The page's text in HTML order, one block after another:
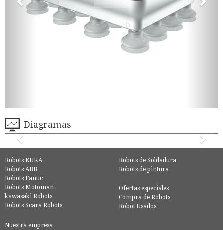
Diagramas
Robots KUKA
Robots ABB
Robots Fanuc
Robots Motoman
kawasaki Robots
Robots Scara Robots
Robots de Soldadura
Robots de pintura
Ofertas especiales
Compra de Robots
Robot Usados
Nuestra empresa